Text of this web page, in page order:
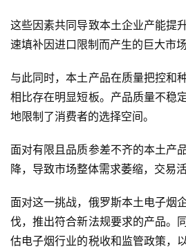
这些因素共同导致本土企业产能提
速填补因进口限制而产生的巨大市场
与此同时，本土产品在质量把控和
相比存在明显短板。产品质量不稳
地限制了消费者的选择空间。
面对有限且品质参差不齐的本土产
降，导致市场整体需求萎缩，交易
面对这一挑战，俄罗斯本土电子烟
伐，推出符合新法规要求的产品。
估电子烟行业的税收和监管政策，